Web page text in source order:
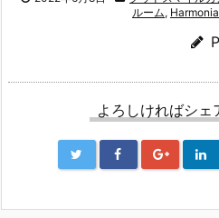
ルーム,
よろしければシェ